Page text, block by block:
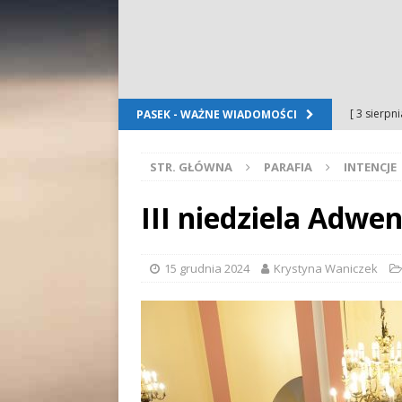
PASEK - WAŻNE WIADOMOŚCI [ 3
[ 2
[ 2
[ 5
Folkloru
STR. GŁÓWNA PARAFIA INTENCJE
III niedziela
15 grudnia 2024 Krystyna Waniczek